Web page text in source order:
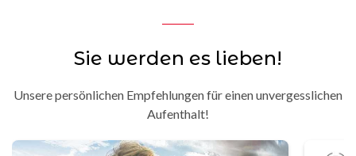
Sie werden es lieben!
Unsere persönlichen Empfehlungen für einen unvergesslichen
Aufenthalt!